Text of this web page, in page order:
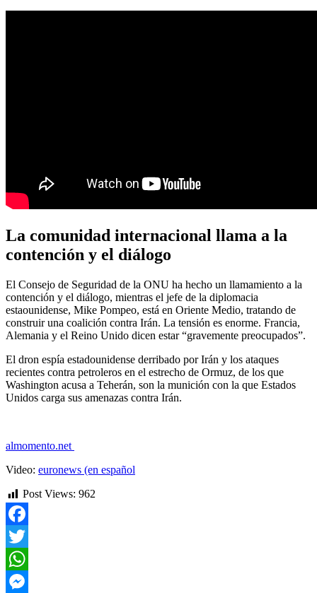
La comunidad internacional llama a la
contención y el diálogo
El Consejo de Seguridad de la ONU ha hecho un llamamiento a la
contención y el diálogo, mientras el jefe de la diplomacia
estaounidense, Mike Pompeo, está en Oriente Medio, tratando de
construir una coalición contra Irán. La tensión es enorme. Francia,
Alemania y el Reino Unido dicen estar “gravemente preocupados”.
El dron espía estadounidense derribado por Irán y los ataques
recientes contra petroleros en el estrecho de Ormuz, de los que
Washington acusa a Teherán, son la munición con la que Estados
Unidos carga sus amenazas contra Irán.
almomento.net
Video: euronews (en español
Post Views: 962
Facebook
Twitter
WhatsApp